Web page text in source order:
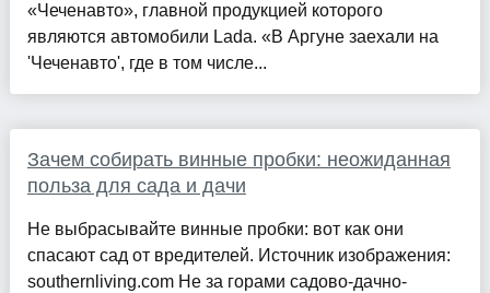
«Чеченавто», главной продукцией которого
являются автомобили Lada. «В Аргуне заехали на
'Чеченавто', где в том числе...
Зачем собирать винные пробки: неожиданная
польза для сада и дачи
Не выбрасывайте винные пробки: вот как они
спасают сад от вредителей. Источник изображения:
southernliving.com Не за горами садово-дачно-